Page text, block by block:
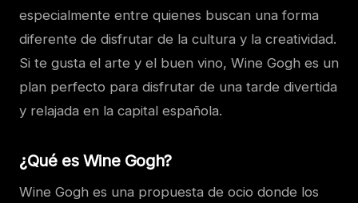
especialmente entre quienes buscan una forma
diferente de disfrutar de la cultura y la creatividad.
Si te gusta el arte y el buen vino, Wine Gogh es un
plan perfecto para disfrutar de una tarde divertida
y relajada en la capital española.
¿Qué es Wine Gogh?
Wine Gogh es una propuesta de ocio donde los